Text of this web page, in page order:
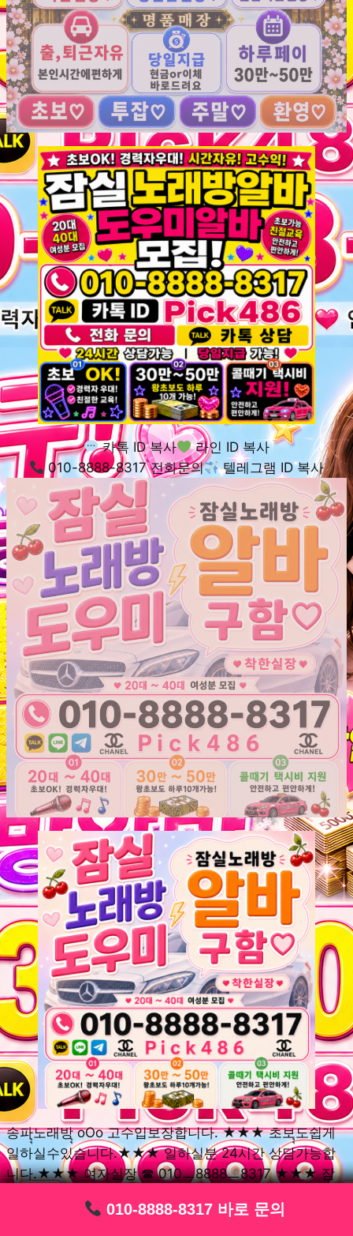
010-8888-8317 바로 문의
010-8888-8317 바로 문의
010-8888-8317 바로 문의
010-8888-8317 바로 문의
010-8888-8317 바로 문의
010-8888-8317 바로 문의
카톡 ID 복사
라인 ID 복사
010-8888-8317 전화문의
텔레그램 ID 복사
송파ุุ노래방ุุ oOo 고수입보장합니다. ★★★ 초보ุุ도쉽게
일하실수있습니다.★★★ 일하실분 24시간 상담가능합
니다.★★★ 여자실장 ☎ 010ㅡ8888ㅡ8317 ★★★ 잠
세요. 여성ㅣุุ알바ุุㅣ여기 신천동ุุ노래방ุุ ◞✿ 풍납동ุุ노래방ุุ
010-8888-8317 바로 문의
010-8888-8317 바로 문의
010-8888-8317 바로 문의